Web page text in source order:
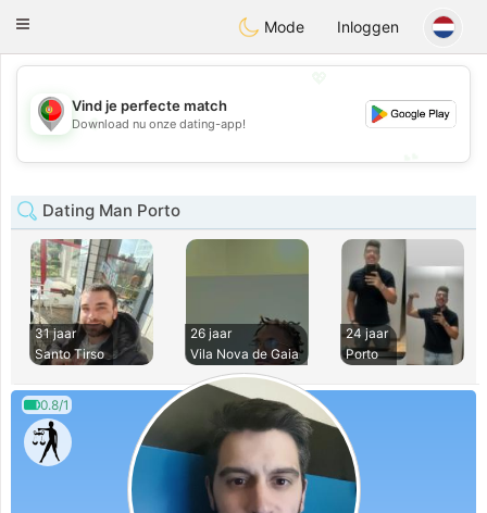
namoroPortugues
Toggle
Mode Inloggen
💖
💕
Vind je perfecte match
Download nu onze dating-app!
Dating Man Porto
31 jaar
Santo Tirso
26 jaar
Vila Nova de Gaia
24 jaar
Porto
0.8/1